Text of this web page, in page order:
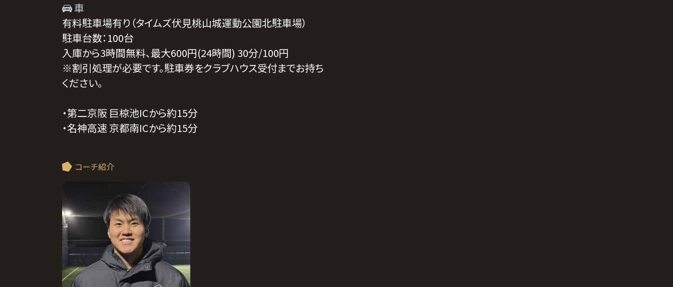
車
有料駐車場有り（タイムズ伏見桃山城運動公園北駐車場）
駐車台数：100台
入庫から3時間無料、最大600円(24時間) 30分/100円
※割引処理が必要です。駐車券をクラブハウス受付までお持ち
ください。
・第二京阪 巨椋池ICから約15分
・名神高速 京都南ICから約15分
コーチ紹介